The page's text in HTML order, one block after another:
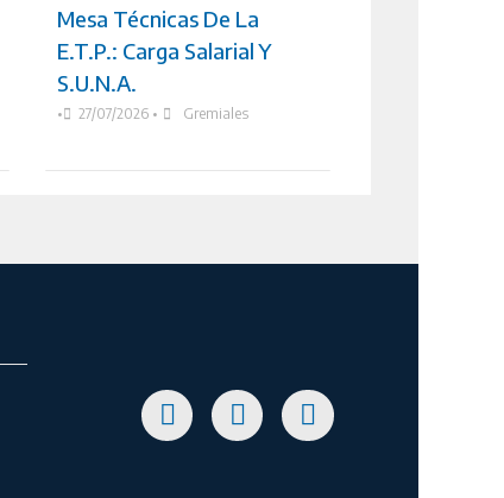
Mesa Técnicas De La
E.T.P.: Carga Salarial Y
S.U.N.A.
• 27/07/2026 • Gremiales